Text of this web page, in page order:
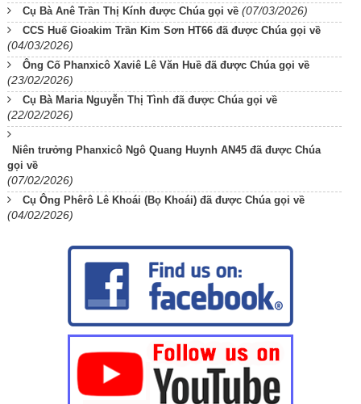
Cụ Bà Anê Trần Thị Kính được Chúa gọi về (07/03/2026)
CCS Huế Gioakim Trần Kim Sơn HT66 đã được Chúa gọi về
(04/03/2026)
Ông Cố Phanxicô Xaviê Lê Văn Huề đã được Chúa gọi về
(23/02/2026)
Cụ Bà Maria Nguyễn Thị Tình đã được Chúa gọi về
(22/02/2026)
Niên trưởng Phanxicô Ngô Quang Huynh AN45 đã được Chúa
gọi về
(07/02/2026)
Cụ Ông Phêrô Lê Khoái (Bọ Khoái) đã được Chúa gọi về
(04/02/2026)